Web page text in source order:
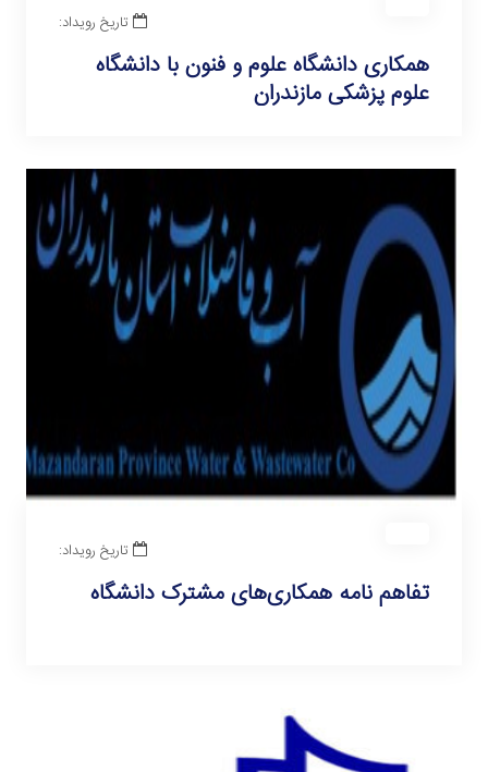
تاریخ رویداد:
همکاری دانشگاه علوم و فنون با دانشگاه
علوم پزشکی مازندران
تاریخ رویداد:
تفاهم نامه همکاری‌های مشترک دانشگاه